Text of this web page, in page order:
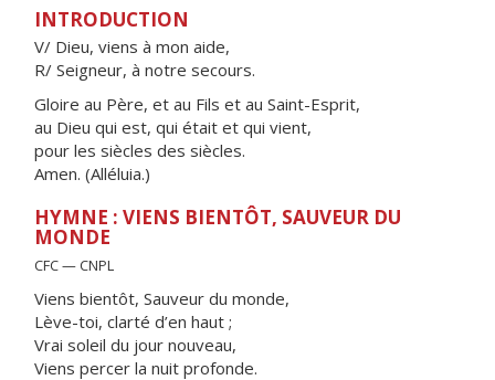
INTRODUCTION
V/ Dieu, viens à mon aide,
R/ Seigneur, à notre secours.
Gloire au Père, et au Fils et au Saint-Esprit,
au Dieu qui est, qui était et qui vient,
pour les siècles des siècles.
Amen. (Alléluia.)
HYMNE : VIENS BIENTÔT, SAUVEUR DU
MONDE
CFC — CNPL
Viens bientôt, Sauveur du monde,
Lève-toi, clarté d’en haut ;
Vrai soleil du jour nouveau,
Viens percer la nuit profonde.